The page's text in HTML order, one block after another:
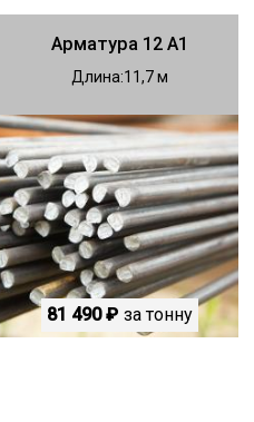
Арматура 12 А1
Длина 11,7
81 490 ₽ за тонну